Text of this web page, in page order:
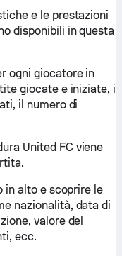
e le prestazioni
disponibili in questa
ogni giocatore in
giocate e iniziate, i
il numero di
United FC viene
in alto e scoprire le
nazionalità, data di
valore del
ecc.